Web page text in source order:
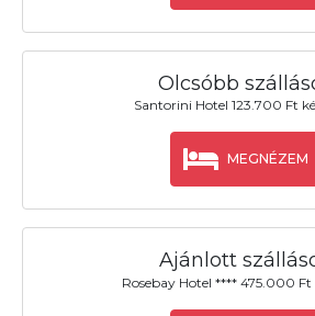
Olcsóbb
Santorini Hotel 123.700 Ft
MEGNÉZEM
Ajánlott
Rosebay Hotel **** 475.000